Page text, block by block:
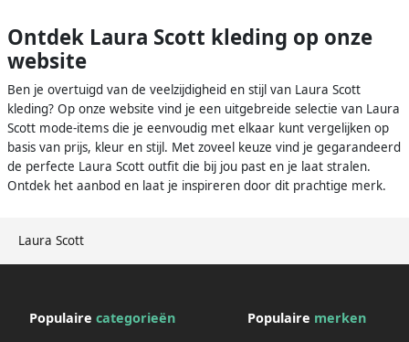
Laura Scott
Ontdek Laura Scott kleding op onze
website
Ben je overtuigd van de veelzijdigheid en stijl van Laura Scott
kleding? Op onze website vind je een uitgebreide selectie van Laura
Scott mode-items die je eenvoudig met elkaar kunt vergelijken op
basis van prijs, kleur en stijl. Met zoveel keuze vind je gegarandeerd
de perfecte Laura Scott outfit die bij jou past en je laat stralen.
Ontdek het aanbod en laat je inspireren door dit prachtige merk.
Populaire categorieën Populaire merken